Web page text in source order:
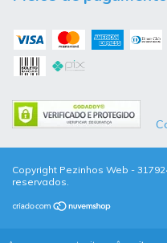
Copyright Pezinhos Web -
reservados.